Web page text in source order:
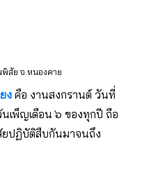
สัย จ.หนองคาย
ง คือ งานสงกรานต์ วันที่
เพ็ญเดือน ๖ ของทุกปี ถือ
ปฏิบัติสืบกันมาจนถึง